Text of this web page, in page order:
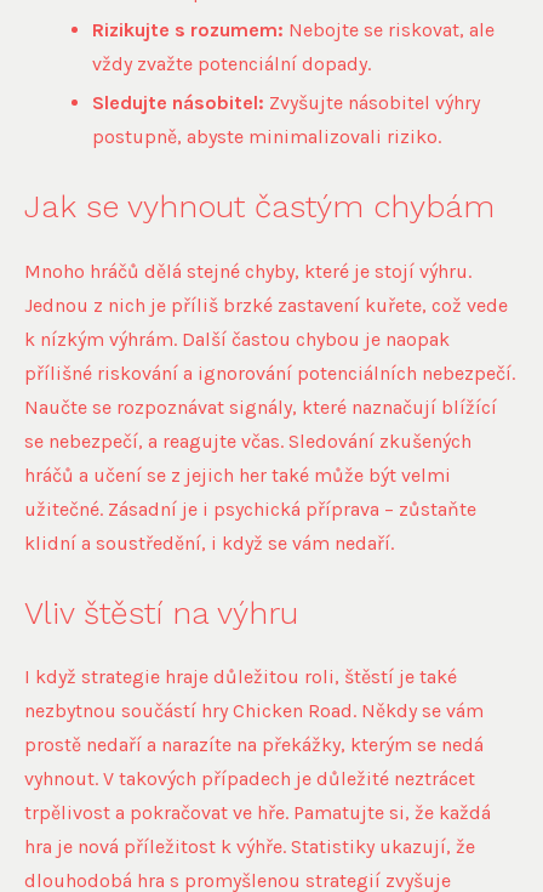
Rizikujte s rozumem: Nebojte se riskovat, ale
vždy zvažte potenciální dopady.
Sledujte násobitel: Zvyšujte násobitel výhry
postupně, abyste minimalizovali riziko.
Jak se vyhnout častým chybám
Mnoho hráčů dělá stejné chyby, které je stojí výhru.
Jednou z nich je příliš brzké zastavení kuřete, což vede
k nízkým výhrám. Další častou chybou je naopak
přílišné riskování a ignorování potenciálních nebezpečí.
Naučte se rozpoznávat signály, které naznačují blížící
se nebezpečí, a reagujte včas. Sledování zkušených
hráčů a učení se z jejich her také může být velmi
užitečné. Zásadní je i psychická příprava – zůstaňte
klidní a soustředění, i když se vám nedaří.
Vliv štěstí na výhru
I když strategie hraje důležitou roli, štěstí je také
nezbytnou součástí hry Chicken Road. Někdy se vám
prostě nedaří a narazíte na překážky, kterým se nedá
vyhnout. V takových případech je důležité neztrácet
trpělivost a pokračovat ve hře. Pamatujte si, že každá
hra je nová příležitost k výhře. Statistiky ukazují, že
dlouhodobá hra s promyšlenou strategií zvyšuje